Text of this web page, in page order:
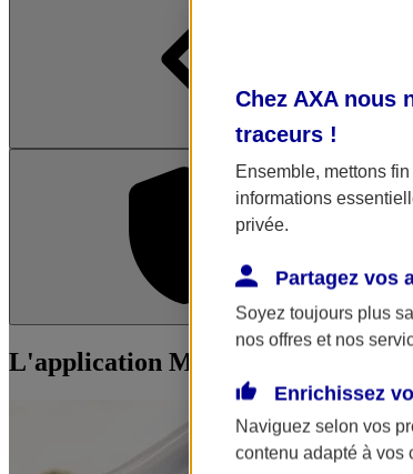
L'application Mon AXA Assurance,
Chez AXA nous
traceurs !
Ensemble, mettons
informations
privée.
Partagez vos
Soyez toujours plus
nos offres et nos
Enrichissez
Naviguez selon vos
contenu adapté à vos